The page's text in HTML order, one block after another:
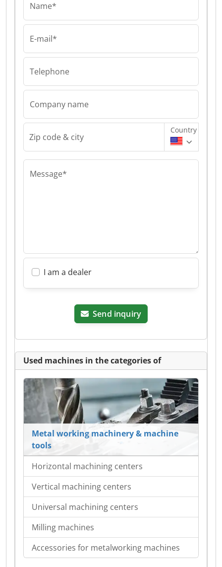
Name*
E-mail*
Telephone
Company name
Zip code & city
Country
Message*
I am a dealer
Send inquiry
Used machines in the categories of
Metal working machinery & machine
tools
Horizontal machining centers
Vertical machining centers
Universal machining centers
Milling machines
Accessories for metalworking machines